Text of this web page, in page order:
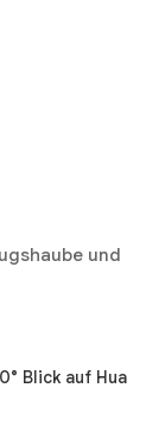
und
Blick auf Hua